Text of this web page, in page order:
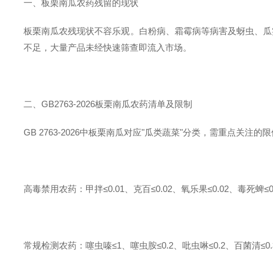
一、板栗南瓜农药残留的现状
板栗南瓜农残现状不容乐观。白粉病、霜霉病等病害及蚜虫、
不足，大量产品未经快速筛查即流入市场。
二、GB2763-2026板栗南瓜农药清单及限制
GB 2763-2026中板栗南瓜对应"瓜类蔬菜"分类，需重点关注的限
高毒禁用农药：甲拌≤0.01、克百≤0.02、氧乐果≤0.02、毒死蜱
常规检测农药：噻虫嗪≤1、噻虫胺≤0.2、吡虫啉≤0.2、百菌清